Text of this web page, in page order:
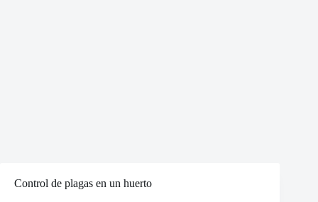
Control de plagas en un huerto